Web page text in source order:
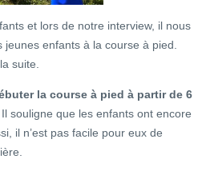
et lors de notre interview, il nous
enfants à la course à pied.
suite.
la course à pied à partir de 6
souligne que les enfants ont encore
il n’est pas facile pour eux de